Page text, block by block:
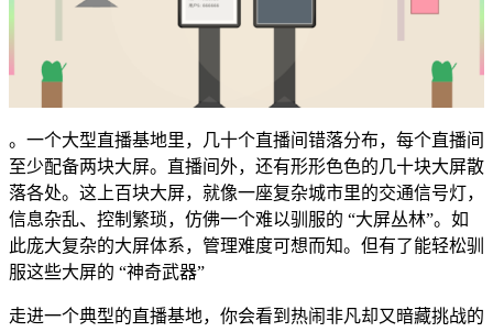
。一个大型直播基地里，几十个直播间错落分布，每个直播间
至少配备两块大屏。直播间外，还有形形色色的几十块大屏散
落各处。这上百块大屏，就像一座复杂城市里的交通信号灯，
信息杂乱、控制繁琐，仿佛一个难以驯服的 “大屏丛林”。如
此庞大复杂的大屏体系，管理难度可想而知。但有了能轻松驯
服这些大屏的 “神奇武器”
走进一个典型的直播基地，你会看到热闹非凡却又暗藏挑战的